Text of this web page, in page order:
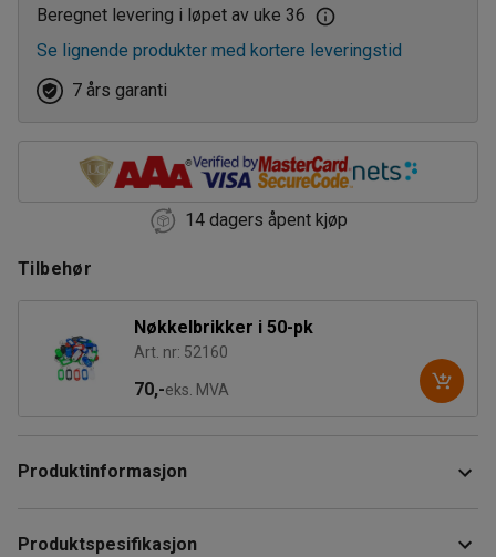
600
Beregnet levering i løpet av uke 36
Se lignende produkter med kortere leveringstid
7 års garanti
14 dagers åpent kjøp
Tilbehør
Nøkkelbrikker i 50-pk
Art. nr: 52160
70,-eks. MVA
Produktinformasjon
Produktspesifikasjon